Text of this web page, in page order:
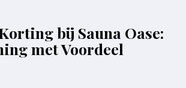
bij Sauna Oase:
met Voordeel